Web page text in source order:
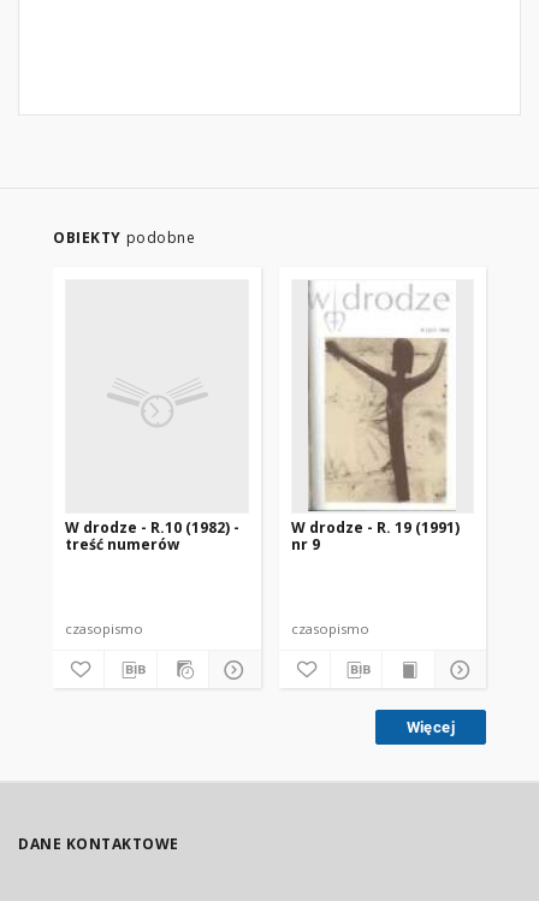
OBIEKTY podobne
W drodze - R.10 (1982) -
treść numerów
czasopismo
W drodze - R. 19 (1991)
nr 9
czasopismo
Więcej
DANE KONTAKTOWE